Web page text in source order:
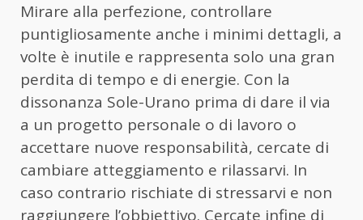
Mirare alla perfezione, controllare
puntigliosamente anche i minimi dettagli, a
volte è inutile e rappresenta solo una gran
perdita di tempo e di energie. Con la
dissonanza Sole-Urano prima di dare il via
a un progetto personale o di lavoro o
accettare nuove responsabilità, cercate di
cambiare atteggiamento e rilassarvi. In
caso contrario rischiate di stressarvi e non
raggiungere l’obbiettivo. Cercate infine di